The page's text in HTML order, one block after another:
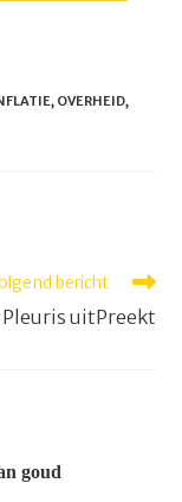
, OVERHEID,
bericht
uitPreekt
goud